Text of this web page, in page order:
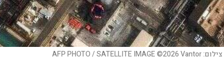
צילום:AFP PHOTO / SATELLITE IMAGE ©2026 Vantor